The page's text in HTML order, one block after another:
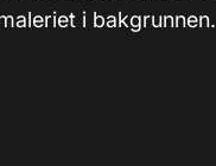
i bakgrunnen.